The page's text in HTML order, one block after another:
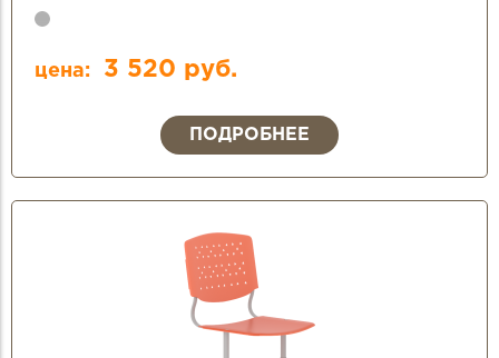
цена: 3 520 руб.
ПОДРОБНЕЕ